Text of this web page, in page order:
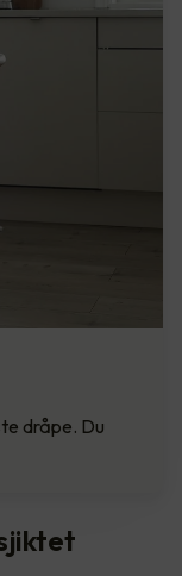
dråpe. Du